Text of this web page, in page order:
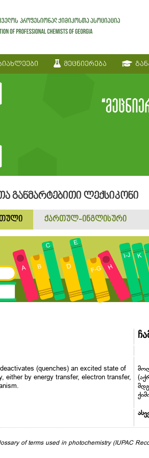
მეცნიერება
განმარტებითი ლექსიკონი
ქართულ-ინგლისური
(quenches) an excited state of
either by energy transfer, electron transfer,
of terms used in photochemistry (IUPAC